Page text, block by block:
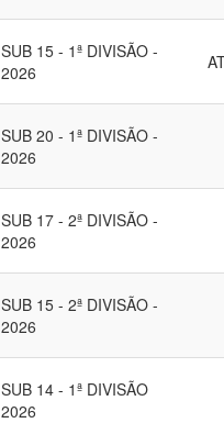
SUB 15 - 1ª DIVISÃO -
2026
SUB 20 - 1ª DIVISÃO -
2026
SUB 17 - 2ª DIVISÃO -
2026
SUB 15 - 2ª DIVISÃO -
2026
SUB 14 - 1ª DIVISÃO
2026